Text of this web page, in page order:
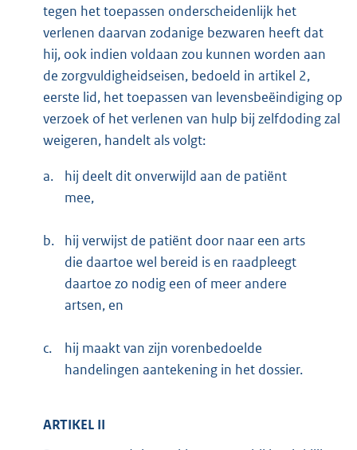
tegen het toepassen onderscheidenlijk het
verlenen daarvan zodanige bezwaren heeft dat
hij, ook indien voldaan zou kunnen worden aan
de zorgvuldigheidseisen, bedoeld in artikel 2,
eerste lid, het toepassen van levensbeëindiging op
verzoek of het verlenen van hulp bij zelfdoding zal
weigeren, handelt als volgt:
a.
hij deelt dit onverwijld aan de patiënt
mee,
b.
hij verwijst de patiënt door naar een arts
die daartoe wel bereid is en raadpleegt
daartoe zo nodig een of meer andere
artsen, en
c.
hij maakt van zijn vorenbedoelde
handelingen aantekening in het dossier.
ARTIKEL II